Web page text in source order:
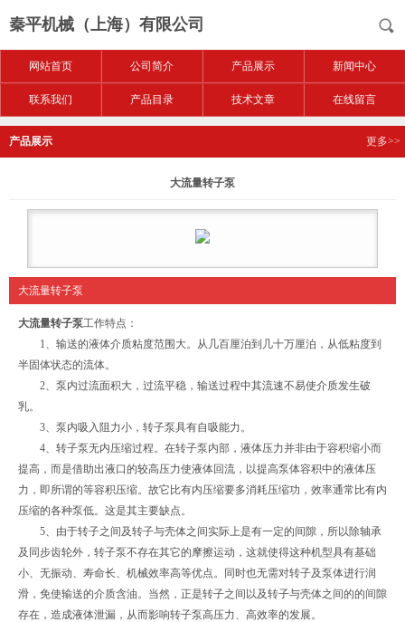
秦平机械（上海）有限公司
网站首页 公司简介 产品展示 新闻中心
联系我们 产品目录 技术文章 在线留言
产品展示 更多>>
大流量转子泵
大流量转子泵
大流量转子泵工作特点：
1、输送的液体介质粘度范围大。从几百厘泊到几十万厘泊，从低粘度到
半固体状态的流体。
2、泵内过流面积大，过流平稳，输送过程中其流速不易使介质发生破
乳。
3、泵内吸入阻力小，转子泵具有自吸能力。
4、转子泵无内压缩过程。在转子泵内部，液体压力并非由于容积缩小而
提高，而是借助出液口的较高压力使液体回流，以提高泵体容积中的液体压
力，即所谓的等容积压缩。故它比有内压缩要多消耗压缩功，效率通常比有内
压缩的各种泵低。这是其主要缺点。
5、由于转子之间及转子与壳体之间实际上是有一定的间隙，所以除轴承
及同步齿轮外，转子泵不存在其它的摩擦运动，这就使得这种机型具有基础
小、无振动、寿命长、机械效率高等优点。同时也无需对转子及泵体进行润
滑，免使输送的介质含油。当然，正是转子之间以及转子与壳体之间的的间隙
存在，造成液体泄漏，从而影响转子泵高压力、高效率的发展。